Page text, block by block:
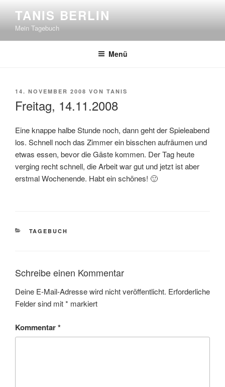
springen
TANIS BERLIN
Mein Tagebuch
Menü
VERÖFFENTLICHT
14. NOVEMBER 2008 VON TANIS
Freitag, 14.11.2008
Eine knappe halbe Stunde noch, dann geht der Spieleabend
los. Schnell noch das Zimmer ein bisschen aufräumen und
etwas essen, bevor die Gäste kommen. Der Tag heute
verging recht schnell, die Arbeit war gut und jetzt ist aber
erstmal Wochenende. Habt ein schönes! 🙂
KATEGORIEN
TAGEBUCH
Schreibe einen Kommentar
Deine E-Mail-Adresse wird nicht veröffentlicht. Erforderliche
Felder sind mit* markiert
Kommentar*